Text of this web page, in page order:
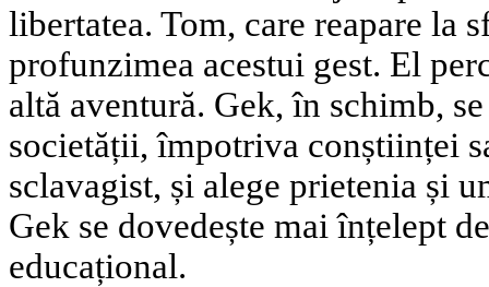
libertatea. Tom, care reapare la
profunzimea acestui gest. El
altă aventură. Gek, în schimb,
societății, împotriva conștiinței
sclavagist, și alege prietenia și
Gek se dovedește mai înțelept
educațional.